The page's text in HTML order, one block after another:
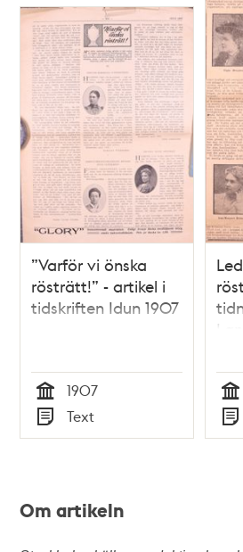
”Varför vi önska
rösträtt!” - artikel i
tidskriften Idun 1907
Tid
1907
Typ
Text Tid
Typ
Om artikeln